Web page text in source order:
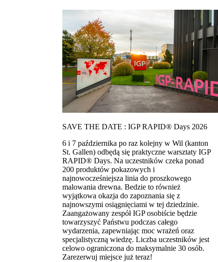
SAVE THE DATE : IGP RAPID® Days 2026
6 i 7 października po raz kolejny w Wil (kanton
St. Gallen) odbędą się praktyczne warsztaty IGP
RAPID® Days. Na uczestników czeka ponad
200 produktów pokazowych i
najnowocześniejsza linia do proszkowego
malowania drewna. Bedzie to również
wyjątkowa okazja do zapoznania się z
najnowszymi osiągnięciami w tej dziedzinie.
Zaangażowany zespół IGP osobiście będzie
towarzyszyć Państwu podczas całego
wydarzenia, zapewniając moc wrażeń oraz
specjalistyczną wiedzę. Liczba uczestników jest
celowo ograniczona do maksymalnie 30 osób.
Zarezerwuj miejsce już teraz!